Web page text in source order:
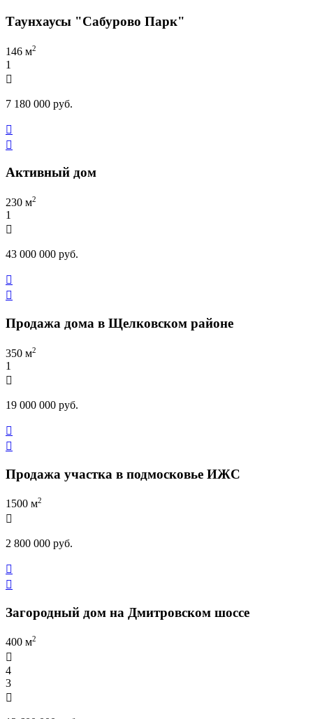
Таунхаусы "Сабурово Парк"
146 м2
1

7 180 000 руб.


Активный дом
230 м2
1

43 000 000 руб.


Продажа дома в Щелковском районе
350 м2
1

19 000 000 руб.


Продажа участка в подмосковье ИЖС
1500 м2

2 800 000 руб.


Загородный дом на Дмитровском шоссе
400 м2

4
3
